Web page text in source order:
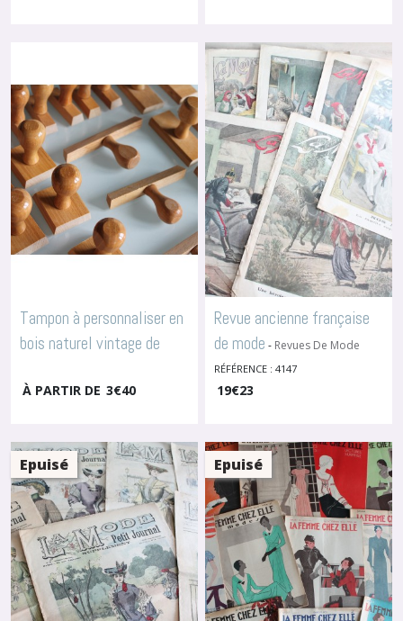
Tampon à personnaliser en
bois naturel vintage de
3346-Tampons À
À PARTIR DE 3€40
Revue ancienne française
de mode - Revues De Mode
Anciennes
RÉFÉRENCE : 4147
19€23
Epuisé Epuisé